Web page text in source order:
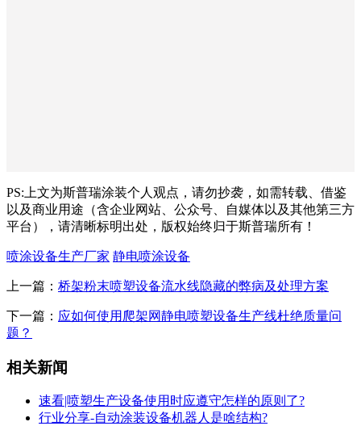
PS:上文为斯普瑞涂装个人观点，请勿抄袭，如需转载、借鉴
以及商业用途（含企业网站、公众号、自媒体以及其他第三方
平台），请清晰标明出处，版权始终归于斯普瑞所有！
喷涂设备生产厂家 静电喷涂设备
上一篇： 桥架粉末喷塑设备流水线隐藏的弊病及处理方案
下一篇： 应如何使用爬架网静电喷塑设备生产线杜绝质量问
题？
相关新闻
速看|喷塑生产设备使用时应遵守怎样的原则了?
行业分享-自动涂装设备机器人是啥结构?